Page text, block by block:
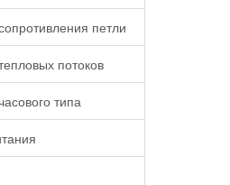
петли
потоков
типа